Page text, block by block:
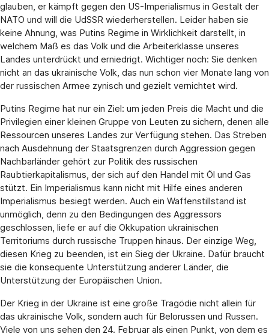
glauben, er kämpft gegen den US-Imperialismus in Gestalt der
NATO und will die UdSSR wiederherstellen. Leider haben sie
keine Ahnung, was Putins Regime in Wirklichkeit darstellt, in
welchem Maß es das Volk und die Arbeiterklasse unseres
Landes unterdrückt und erniedrigt. Wichtiger noch: Sie denken
nicht an das ukrainische Volk, das nun schon vier Monate lang von
der russischen Armee zynisch und gezielt vernichtet wird.
Putins Regime hat nur ein Ziel: um jeden Preis die Macht und die
Privilegien einer kleinen Gruppe von Leuten zu sichern, denen alle
Ressourcen unseres Landes zur Verfügung stehen. Das Streben
nach Ausdehnung der Staatsgrenzen durch Aggression gegen
Nachbarländer gehört zur Politik des russischen
Raubtierkapitalismus, der sich auf den Handel mit Öl und Gas
stützt. Ein Imperialismus kann nicht mit Hilfe eines anderen
Imperialismus besiegt werden. Auch ein Waffenstillstand ist
unmöglich, denn zu den Bedingungen des Aggressors
geschlossen, liefe er auf die Okkupation ukrainischen
Territoriums durch russische Truppen hinaus. Der einzige Weg,
diesen Krieg zu beenden, ist ein Sieg der Ukraine. Dafür braucht
sie die konsequente Unterstützung anderer Länder, die
Unterstützung der Europäischen Union.
Der Krieg in der Ukraine ist eine große Tragödie nicht allein für
das ukrainische Volk, sondern auch für Belorussen und Russen.
Viele von uns sehen den 24. Februar als einen Punkt, von dem es